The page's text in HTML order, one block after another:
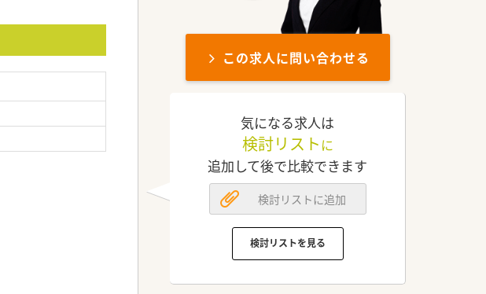
この求人に問い合わせる
気になる求人は
検討リスト に
追加して後で比較できます
検討リストに追加
検討リストを見る